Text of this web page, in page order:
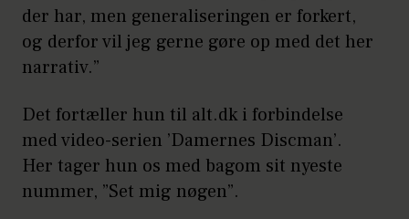
der har, men generaliseringen er forkert,
og derfor vil jeg gerne gøre op med det her
narrativ.”
Det fortæller hun til alt.dk i forbindelse
med video-serien ’Damernes Discman’.
Her tager hun os med bagom sit nyeste
nummer, ”Set mig nøgen”.